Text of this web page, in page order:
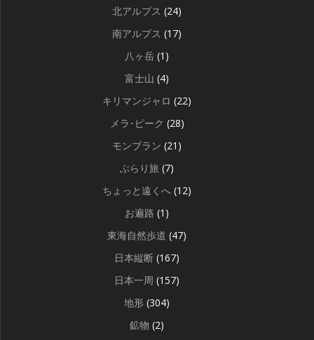
北アルプス (24)
南アルプス (17)
八ヶ岳 (1)
富士山 (4)
キリマンジャロ (22)
メラ･ピーク (28)
モンブラン (21)
ぶらり旅 (7)
ちょっと遠くへ (12)
お遍路 (1)
東海自然歩道 (47)
日本縦断 (167)
日本一周 (157)
地形 (304)
鉱物 (2)